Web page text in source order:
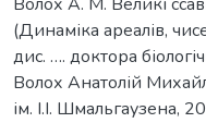
(Динаміка ареалів,
дис. …. доктора
Волох Анатолій
ім. І.І. Шмальгаузена,